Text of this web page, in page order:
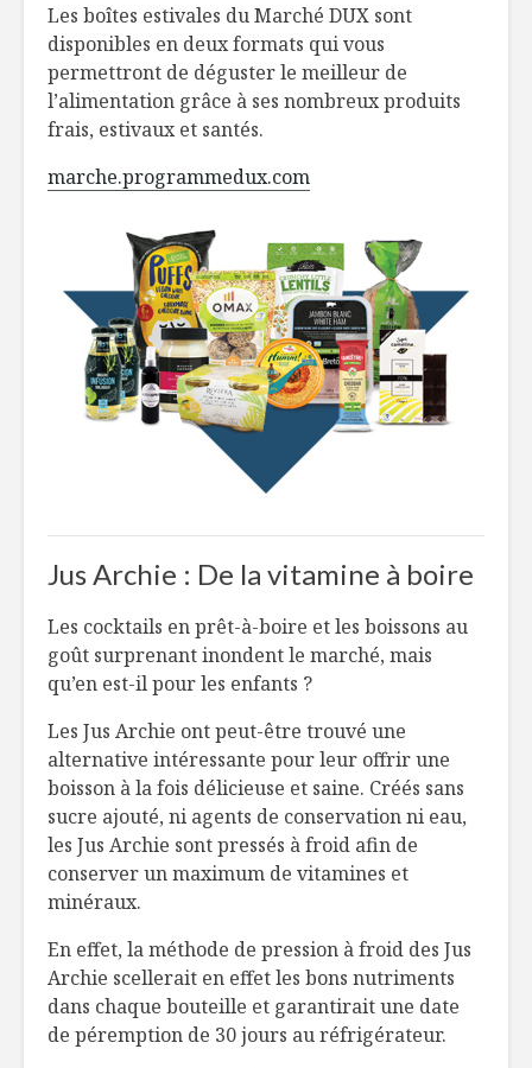
Les boîtes estivales du Marché DUX sont
disponibles en deux formats qui vous
permettront de déguster le meilleur de
l’alimentation grâce à ses nombreux produits
frais, estivaux et santés.
marche.programmedux.com
Jus Archie : De la vitamine à boire
Les cocktails en prêt-à-boire et les boissons au
goût surprenant inondent le marché, mais
qu’en est-il pour les enfants ?
Les Jus Archie ont peut-être trouvé une
alternative intéressante pour leur offrir une
boisson à la fois délicieuse et saine. Créés sans
sucre ajouté, ni agents de conservation ni eau,
les Jus Archie sont pressés à froid afin de
conserver un maximum de vitamines et
minéraux.
En effet, la méthode de pression à froid des Jus
Archie scellerait en effet les bons nutriments
dans chaque bouteille et garantirait une date
de péremption de 30 jours au réfrigérateur.